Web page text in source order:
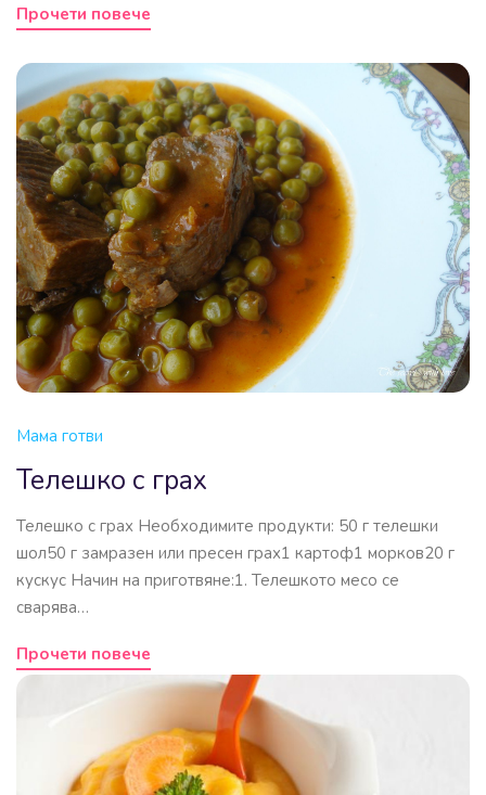
Прочети повече
Мама готви
Телешко с грах
Телешко с грах Необходимите продукти: 50 г телешки
шол50 г замразен или пресен грах1 картоф1 морков20 г
кускус Начин на приготвяне:1. Телешкото месо се
сварява…
Прочети повече